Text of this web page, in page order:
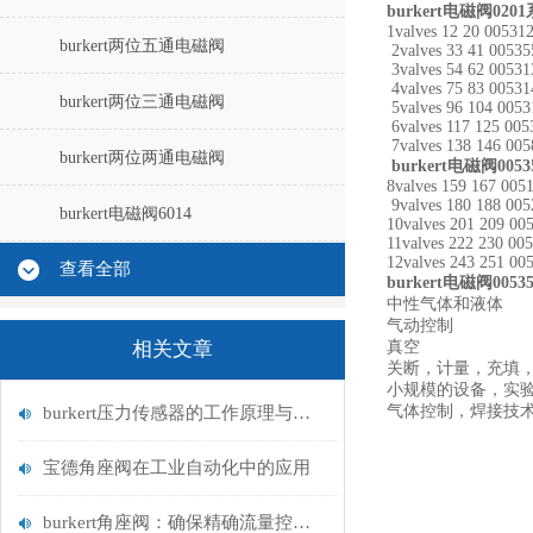
burkert两位五通电磁阀
burkert两位三通电磁阀
burkert两位两通电磁阀
burkert电磁阀6014
查看全部
相关文章
burkert压力传感器的工作原理与应用领域
宝德角座阀在工业自动化中的应用
burkert角座阀：确保精确流量控制的关键
burkert电磁阀0201
1valves 12 20
2valves 33 41
3valves 54 62
4valves 75 83
5valves 96 104
6valves 117 125
7valves 138 146
burkert电磁阀
8valves 159 167
9valves 180 188
10valves 201 209
11valves 222 230
12valves 243 251
burkert电磁阀
中性气体和液体
气动控制
真空
关断，计量，充填
小规模的设备，实
气体控制，焊接技